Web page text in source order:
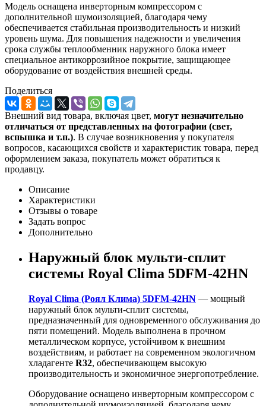
Модель оснащена инверторным компрессором с
дополнительной шумоизоляцией, благодаря чему
обеспечивается стабильная производительность и низкий
уровень шума. Для повышения надежности и увеличения
срока службы теплообменник наружного блока имеет
специальное антикоррозийное покрытие, защищающее
оборудование от воздействия внешней среды.
Поделиться
Внешний вид товара, включая цвет, могут незначительно
отличаться от представленных на фотографии (свет,
вспышка и т.п.). В случае возникновения у покупателя
вопросов, касающихся свойств и характеристик товара, перед
оформлением заказа, покупатель может обратиться к
продавцу.
Описание
Характеристики
Отзывы о товаре
Задать вопрос
Дополнительно
Наружный блок мульти-сплит
системы Royal Clima 5DFM-42HN
Royal Clima (Роял Клима) 5DFM-42HN — мощный
наружный блок мульти-сплит системы,
предназначенный для одновременного обслуживания до
пяти помещений. Модель выполнена в прочном
металлическом корпусе, устойчивом к внешним
воздействиям, и работает на современном экологичном
хладагенте R32, обеспечивающем высокую
производительность и экономичное энергопотребление.
Оборудование оснащено инверторным компрессором с